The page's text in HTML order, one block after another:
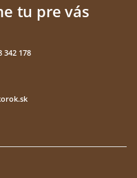
tu pre vás
342 178